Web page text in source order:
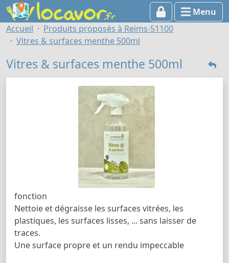
Menu
Accueil
Produits proposés à Reims-51100
Vitres & surfaces menthe 500ml
Vitres & surfaces menthe 500ml
fonction
Nettoie et dégraisse les surfaces vitrées, les
plastiques, les surfaces lisses, ... sans laisser de
traces.
Une surface propre et un rendu impeccable